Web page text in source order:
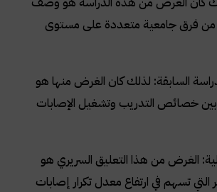
من فرق جامعية متعددة على مستوى
السابقة: لذلك كان الغرض منها هو
بين خصائص التدريب وتشغيل الإصابات
الغرض من هذا التعليق السريري هو
تسهم في ارتفاع معدل تكرار إصابات